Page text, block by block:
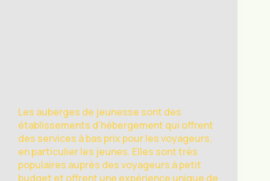
Les auberges de jeunesse sont des
établissements d’hébergement qui offrent
des services à bas prix pour les voyageurs,
en particulier les jeunes. Elles sont très
populaires auprès des voyageurs à petit
budget et offrent une expérience unique de